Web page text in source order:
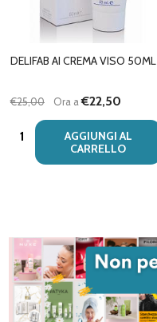
DELIFAB AI CREMA VISO 50ML
€25,00 Ora a€22,50
Quantità:
AGGIUNGI AL
CARRELLO